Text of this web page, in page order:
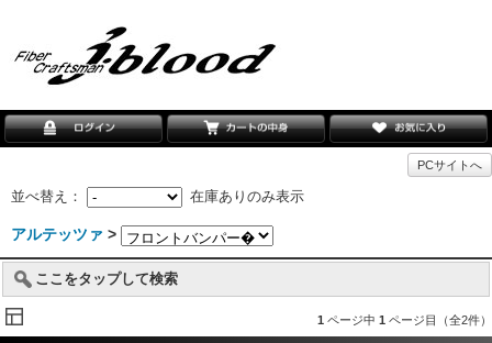
PCサイトへ
並べ替え： 在庫ありのみ表示
アルテッツァ >
ここをタップして検索
1 ページ中 1 ページ目（全2件）